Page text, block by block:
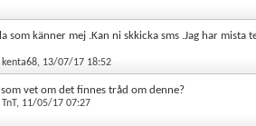
som känner mej .Kan ni skkicka sms .Jag har mista
kenta68, 13/07/17 18:52
som vet om det finnes tråd om denne?
TnT, 11/05/17 07:27